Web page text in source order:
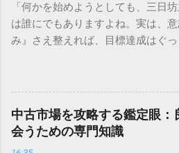
いものです。 資産の評価が曖昧な
ミングを逃したり、経理上の処理で
する可能性もあります。この記事で
るための具体的なポイントを解説
営にもたらす信頼と透明性 事業用
的な数値で価値を証明できることは
要な要素となります。単なる帳簿上
「何かを始めようとしても、三日
は誰にでもありますよね。実は、
み』さえ整えれば、目標達成はぐっ
めの新しいトレーニング習慣を身
目標達成のための習慣化トレーニ
慌ただしく過ぎてしまい、やりた
「もっと効率よく過ごせれば、心
じることはありませんか。現代社
中古市場を攻略する鑑定眼：
会うための専門知識